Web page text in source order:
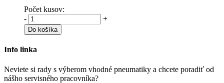
Počet kusov:
-
+
Do košíka
Info linka
Neviete si rady s výberom vhodné pneumatiky a chcete poradiť od
nášho servisného pracovníka?